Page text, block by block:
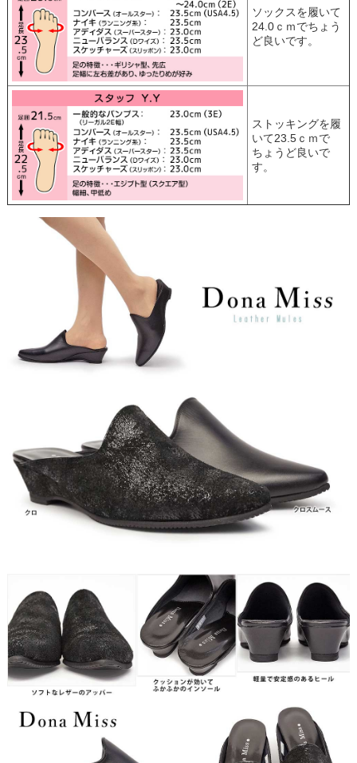
ソックスを履いて
24.0ｃｍでちょう
ど良いです。
ストッキングを履
いて23.5ｃｍで
ちょうど良いで
す。